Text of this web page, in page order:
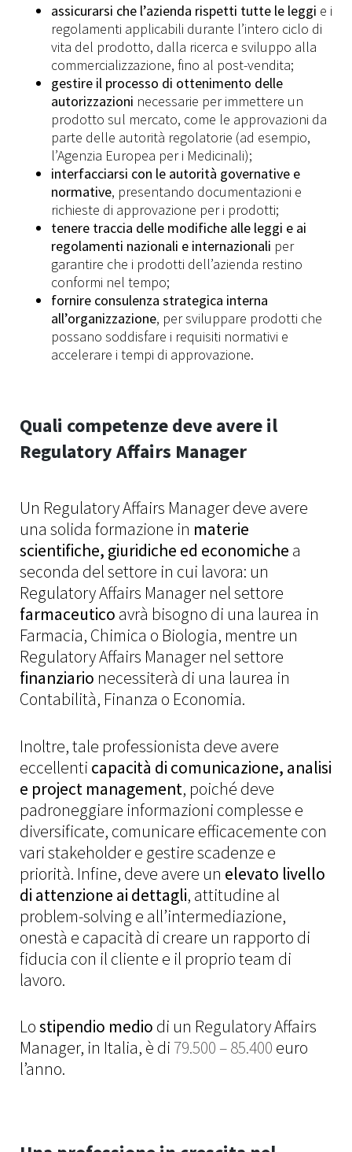
assicurarsi che l’azienda rispetti tutte le leggi e i
regolamenti applicabili durante l’intero ciclo di
vita del prodotto, dalla ricerca e sviluppo alla
commercializzazione, fino al post-vendita;
gestire il processo di ottenimento delle
autorizzazioni necessarie per immettere un
prodotto sul mercato, come le approvazioni da
parte delle autorità regolatorie (ad esempio,
l’Agenzia Europea per i Medicinali);
interfacciarsi con le autorità governative e
normative, presentando documentazioni e
richieste di approvazione per i prodotti;
tenere traccia delle modifiche alle leggi e ai
regolamenti nazionali e internazionali per
garantire che i prodotti dell’azienda restino
conformi nel tempo;
fornire consulenza strategica interna
all’organizzazione, per sviluppare prodotti che
possano soddisfare i requisiti normativi e
accelerare i tempi di approvazione.
Quali competenze deve avere il
Regulatory Affairs Manager
Un Regulatory Affairs Manager deve avere
una solida formazione in materie
scientifiche, giuridiche ed economiche a
seconda del settore in cui lavora: un
Regulatory Affairs Manager nel settore
farmaceutico avrà bisogno di una laurea in
Farmacia, Chimica o Biologia, mentre un
Regulatory Affairs Manager nel settore
finanziario necessiterà di una laurea in
Contabilità, Finanza o Economia.
Inoltre, tale professionista deve avere
eccellenti capacità di comunicazione, analisi
e project management, poiché deve
padroneggiare informazioni complesse e
diversificate, comunicare efficacemente con
vari stakeholder e gestire scadenze e
priorità. Infine, deve avere un elevato livello
di attenzione ai dettagli, attitudine al
problem-solving e all’intermediazione,
onestà e capacità di creare un rapporto di
fiducia con il cliente e il proprio team di
lavoro.
Lostipendio medio di un Regulatory Affairs
Manager, in Italia, è di 79.500 – 85.400 euro
l’anno.